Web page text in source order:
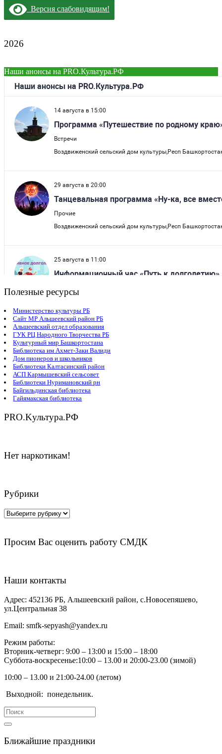
Версия слабовидящим!
2026
Наши анонсы на PRO.Культура.РФ
Полезные ресурсы
Министерство культуры РБ
Сайт МР Альшеевский район РБ
Альшеевский отдел образования
ГУК РЦ Народного Творчества РБ
Культурный мир Башкортостана
Библиотека им Ахмет-Заки Валиди
Дом пионеров и школьников
Библиотеки Калтасинский район
АСП Кармышевский сельсовет
Библиотеки Нуримановский рн
Байгильдинская библиотека
Гайямакская библиотека
PRO.Kультура.РФ
Нет наркотикам!
Рубрики
Рубрики
Просим Вас оценить работу СМДК
Наши контакты
Адрес: 452136 РБ, Альшеевский район, с.Новосепяшево,
ул.Центральная 38
Email: smfk-sepyash@yandex.ru
Режим работы:
Вторник-четверг: 9:00 – 13:00 и 15:00 – 18:00
Суббота-воскресенье:10:00 – 13.00 и 20:00-23.00 (зимой)
10:00 – 13.00 и 21:00-24.00 (летом)
Выходной: понедельник.
Search
for:
Ближайшие праздники